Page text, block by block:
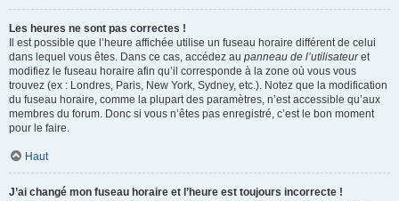
Les heures ne sont pas correctes !
Il est possible que l’heure affichée utilise un fuseau horaire différent de celui
dans lequel vous êtes. Dans ce cas, accédez au panneau de l’utilisateuret
modifiez le fuseau horaire afin qu’il corresponde à la zone où vous vous
trouvez (ex : Londres, Paris, New York, Sydney, etc.). Notez que la modification
du fuseau horaire, comme la plupart des paramètres, n’est accessible qu’aux
membres du forum. Donc si vous n’êtes pas enregistré, c’est le bon moment
pour le faire.
Haut
J’ai changé mon fuseau horaire et l’heure est toujours incorrecte !